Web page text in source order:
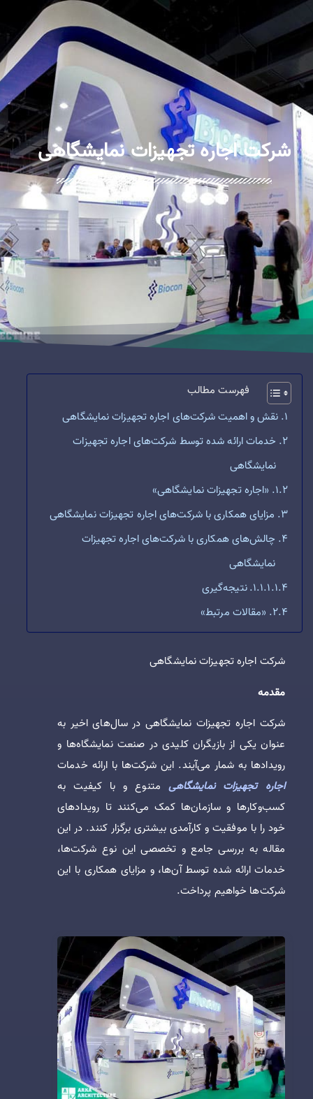
شرکت اجاره تجهیزات نمایشگاهی
فهرست مطالب
نقش و اهمیت شرکت‌های اجاره تجهیزات نمایشگاهی
خدمات ارائه شده توسط شرکت‌های اجاره تجهیزات
نمایشگاهی
«اجاره تجهیزات نمایشگاهی»
مزایای همکاری با شرکت‌های اجاره تجهیزات نمایشگاهی
چالش‌های همکاری با شرکت‌های اجاره تجهیزات
نمایشگاهی
نتیجه‌گیری
«مقالات مرتبط»
شرکت اجاره تجهیزات نمایشگاهی
مقدمه
شرکت اجاره تجهیزات نمایشگاهی در سال‌های اخیر به
عنوان یکی از بازیگران کلیدی در صنعت نمایشگاه‌ها و
رویدادها به شمار می‌آیند. این شرکت‌ها با ارائه خدمات
اجاره تجهیزات نمایشگاهی متنوع و با کیفیت به
کسب‌وکارها و سازمان‌ها کمک می‌کنند تا رویدادهای
خود را با موفقیت و کارآمدی بیشتری برگزار کنند. در این
مقاله به بررسی جامع و تخصصی این نوع شرکت‌ها،
خدمات ارائه شده توسط آن‌ها، و مزایای همکاری با این
شرکت‌ها خواهیم پرداخت.